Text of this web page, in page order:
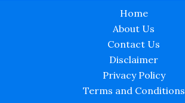
Home
About Us
Contact Us
Disclaimer
Privacy Policy
Terms and Conditions